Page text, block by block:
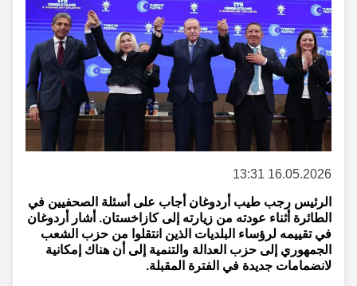
16.05.2026 13:31
الرئيس رجب طيب أردوغان أجاب على أسئلة الصحفيين في
الطائرة أثناء عودته من زيارته إلى كازاخستان. أشار أردوغان
في تقييمه لرؤساء البلديات الذين انتقلوا من حزب الشعب
الجمهوري إلى حزب العدالة والتنمية إلى أن هناك إمكانية
لانضمامات جديدة في الفترة المقبلة.